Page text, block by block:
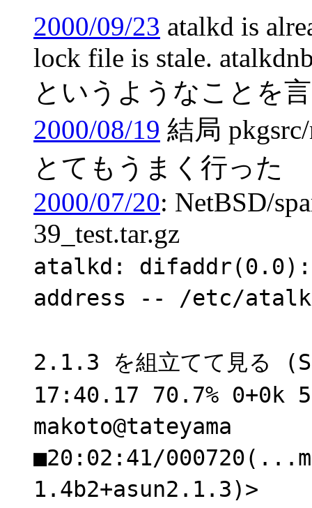
2000/09/23 atalkd is
lock file is stale.
というようなことを
2000/08/19 結局
とてもうまく行った
2000/07/20: NetBSD/
39_test.tar.gz
atalkd: difaddr(0.0):
address -- /etc/
2.1.3 を組立てて見る
17:40.17 70.7% 0+0k
makoto@tateyama
■20:02:41/
1.4b2+asun2.1.3)>